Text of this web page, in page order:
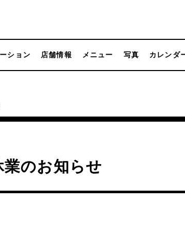
ション 店舗情報 メニュー 写真 カレンダ
のお知らせ